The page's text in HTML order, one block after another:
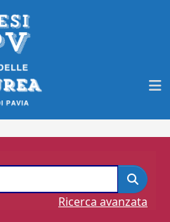
Ricerca avanzata